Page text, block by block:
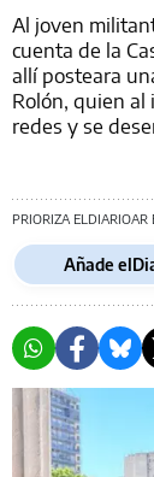
Al joven
cuenta de la
allí posteara
Rolón, quien
redes y se
PRIORIZA ELDIARIOAR
Añade